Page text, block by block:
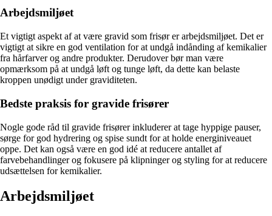
Arbejdsmiljøet
Et vigtigt aspekt af at være gravid som frisør er arbejdsmiljøet. Det er
vigtigt at sikre en god ventilation for at undgå indånding af kemikalier
fra hårfarver og andre produkter. Derudover bør man være
opmærksom på at undgå løft og tunge løft, da dette kan belaste
kroppen unødigt under graviditeten.
Bedste praksis for gravide frisører
Nogle gode råd til gravide frisører inkluderer at tage hyppige pauser,
sørge for god hydrering og spise sundt for at holde energiniveauet
oppe. Det kan også være en god idé at reducere antallet af
farvebehandlinger og fokusere på klipninger og styling for at reducere
udsættelsen for kemikalier.
Arbejdsmiljøet